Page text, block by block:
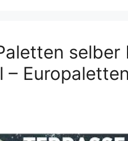
selber
–